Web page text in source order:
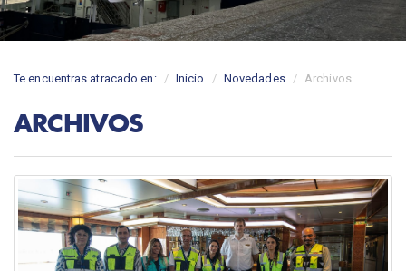
Te encuentras atracado en: Inicio Novedades Archivos
ARCHIVOS